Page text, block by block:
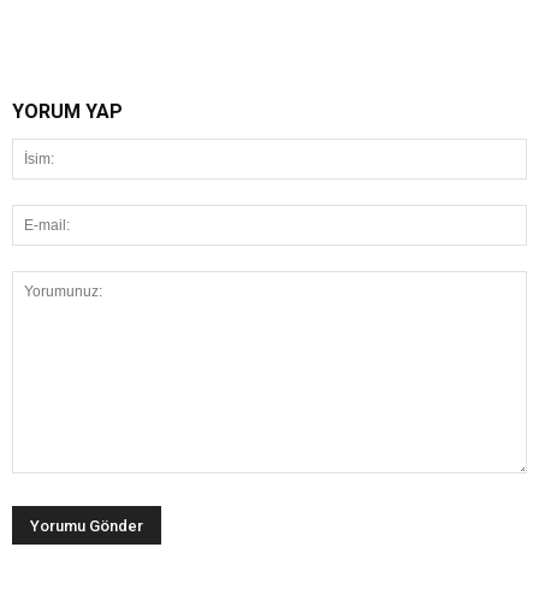
YORUM YAP